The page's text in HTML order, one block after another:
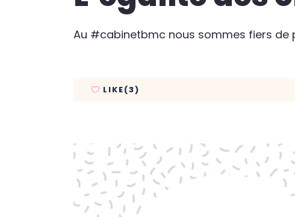
Au #cabinetbmc nous sommes fiers de
LIKE(3)